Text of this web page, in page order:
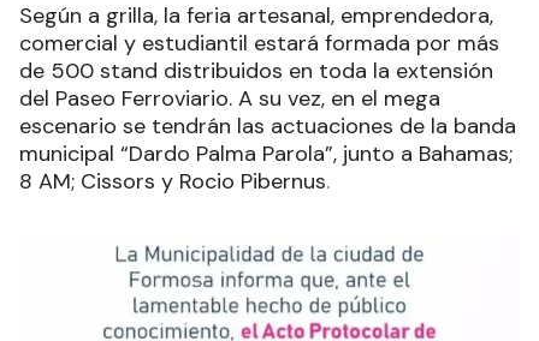
Según a grilla, la feria artesanal, emprendedora,
comercial y estudiantil estará formada por más
de 500 stand distribuidos en toda la extensión
del Paseo Ferroviario. A su vez, en el mega
escenario se tendrán las actuaciones de la banda
municipal “Dardo Palma Parola”, junto a Bahamas;
8 AM; Cissors y Rocio Pibernus.